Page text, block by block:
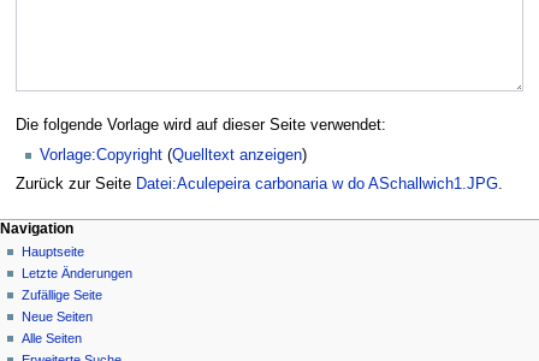
Die folgende Vorlage wird auf dieser Seite verwendet:
Vorlage:Copyright (Quelltext anzeigen)
Zurück zur Seite Datei:Aculepeira carbonaria w do ASchallwich1.JPG.
Navigation
Hauptseite
Letzte Änderungen
Zufällige Seite
Neue Seiten
Alle Seiten